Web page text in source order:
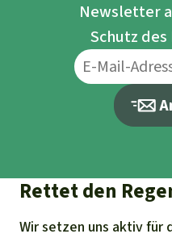
Newsletter
Schutz
Rettet den
Wir setzen uns aktiv für